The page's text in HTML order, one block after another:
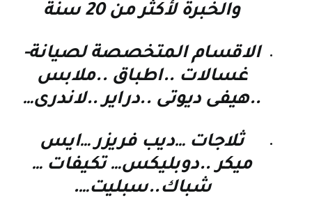
والخبرة لأكثر من 20 سنة
الاقسام المتخصصة لصيانة-
غسالات ..اطباق ..ملابس
..هيفى ديوتى ..دراير ..لاندرى…
ثلاجات …ديب فريزر …ايس
ميكر ..دوبليكس… تكيفات …
شباك..سبليت….